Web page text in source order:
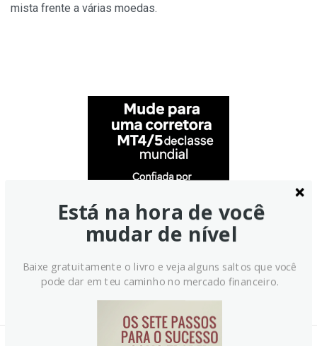
mista frente a várias moedas.
Está na hora de você
mudar de nível
Baixe gratuitamente o livro e veja alguns saltos que você
pode dar em teu caminho no mercado financeiro.